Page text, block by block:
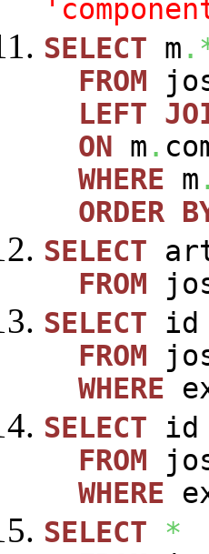
SELECT m
FROM
LEFT
ON m .
WHERE m .
ORDER
SELECT
FROM
SELECT id
FROM
WHERE
SELECT id
FROM
WHERE
SELECT
*